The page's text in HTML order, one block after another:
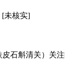
[未核实]
皮石斛清关）